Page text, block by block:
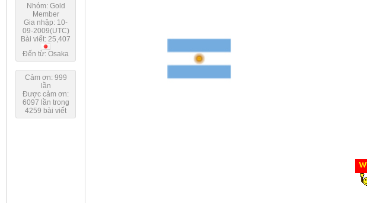
Nhóm: Gold
Member
Gia nhập: 10-
09-2009(UTC)
Bài viết: 25,407
Đến từ: Osaka
Cảm ơn: 999
lần
Được cảm ơn:
6097 lần trong
4259 bài viết